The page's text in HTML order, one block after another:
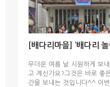
무더운 여름 날 시원하게 보
고 계신가요?그것은 바로 좋
간을 보내는 것입니다^^ 이